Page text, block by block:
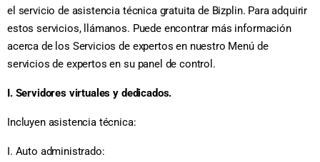
el servicio de asistencia técnica gratuita de Bizplin. Para adquirir
estos servicios, llámanos. Puede encontrar más información
acerca de los Servicios de expertos en nuestro Menú de
servicios de expertos en su panel de control.
I. Servidores virtuales y dedicados.
Incluyen asistencia técnica:
I. Auto administrado: